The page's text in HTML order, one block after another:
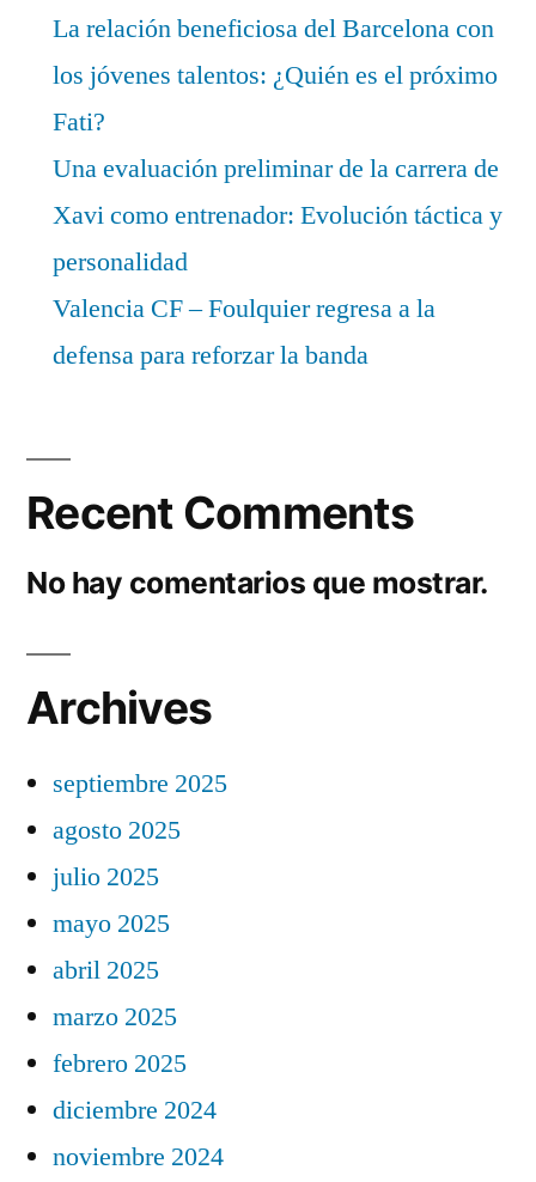
La relación beneficiosa del Barcelona con
los jóvenes talentos: ¿Quién es el próximo
Fati?
Una evaluación preliminar de la carrera de
Xavi como entrenador: Evolución táctica y
personalidad
Valencia CF – Foulquier regresa a la
defensa para reforzar la banda
Recent Comments
No hay comentarios que mostrar.
Archives
septiembre 2025
agosto 2025
julio 2025
mayo 2025
abril 2025
marzo 2025
febrero 2025
diciembre 2024
noviembre 2024